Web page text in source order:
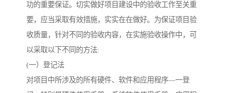
功的重要保证。切实做好项目建设中的验收工作至关重
要，应当采取有效措施，实实在在做好。为保证项目验
收质量，针对不同的验收内容，在实施验收操作中，可
以采取以下不同的方法:
(一）登记法
对项目中所涉及的所有硬件、软件和应用程序—一登